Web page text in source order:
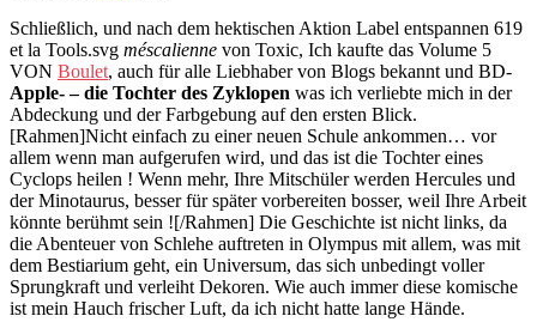
Schließlich, und nach dem hektischen Aktion Label entspannen 619
et la Tools.svg méscalienne von Toxic, Ich kaufte das Volume 5
VON Boulet, auch für alle Liebhaber von Blogs bekannt und BD-
Apple- – die Tochter des Zyklopen was ich verliebte mich in der
Abdeckung und der Farbgebung auf den ersten Blick.
[Rahmen]Nicht einfach zu einer neuen Schule ankommen… vor
allem wenn man aufgerufen wird, und das ist die Tochter eines
Cyclops heilen ! Wenn mehr, Ihre Mitschüler werden Hercules und
der Minotaurus, besser für später vorbereiten bosser, weil Ihre Arbeit
könnte berühmt sein ![/Rahmen] Die Geschichte ist nicht links, da
die Abenteuer von Schlehe auftreten in Olympus mit allem, was mit
dem Bestiarium geht, ein Universum, das sich unbedingt voller
Sprungkraft und verleiht Dekoren. Wie auch immer diese komische
ist mein Hauch frischer Luft, da ich nicht hatte lange Hände.